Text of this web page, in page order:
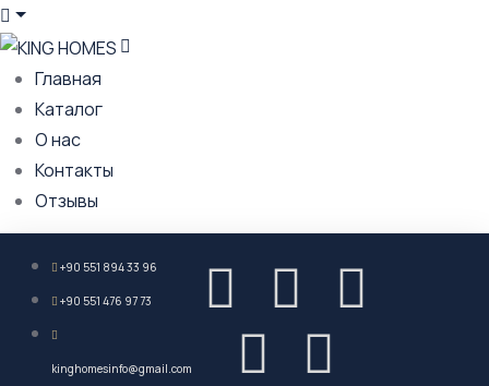
Главная
Каталог
О нас
Контакты
Отзывы
+90 551 894 33 96
+90 551 476 97 73
kinghomesinfo@gmail.com